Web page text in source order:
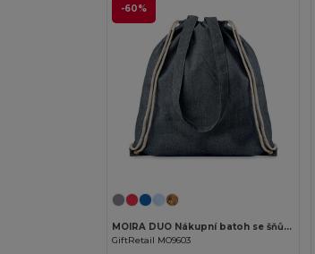
-60%
MOIRA DUO Nákupní batoh se šňůrkami
GiftRetail MO9603